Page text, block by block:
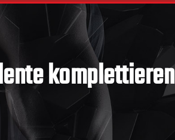
komplettieren